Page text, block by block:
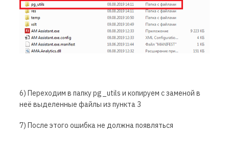
6) Переходим в папку pg_utils и копируем с заменой в
неё выделенные файлы из пункта 3
7) После этого ошибка не должна появляться